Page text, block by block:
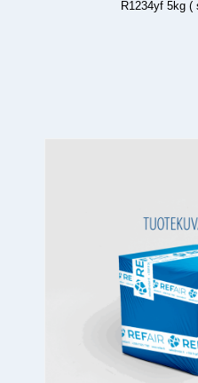
R1234yf 5kg (